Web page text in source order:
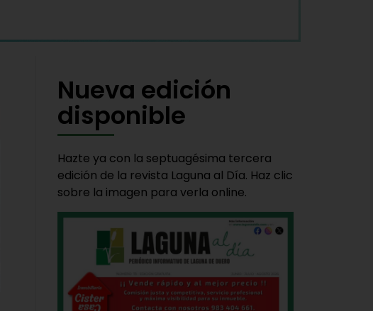
Nueva edición
disponible
Hazte ya con la septuagésima tercera
edición de la revista Laguna al Día. Haz clic
sobre la imagen para verla online.